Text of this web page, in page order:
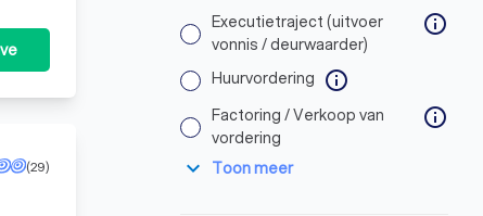
(29)
Executietraject (uitvoer
vonnis / deurwaarder)
info
Huurvordering info
Factoring / Verkoop van
vordering
info
expand_more Toon meer